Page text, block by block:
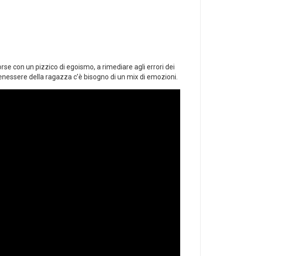
con un pizzico di egoismo, a rimediare agli errori dei
della ragazza c’è bisogno di un mix di emozioni.